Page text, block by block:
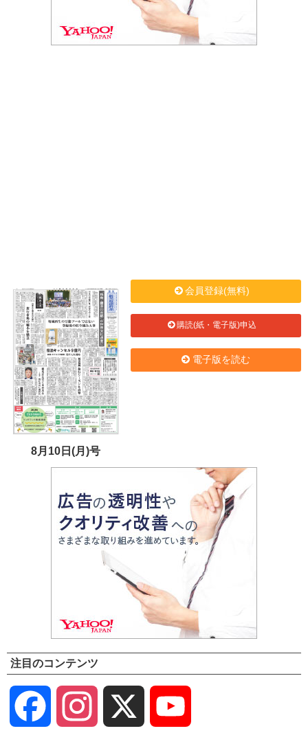
8月10日(月)号
会員登録(無料)
購読(紙・電子版)申込
電子版を読む
注目のコンテンツ
Facebook Instagram